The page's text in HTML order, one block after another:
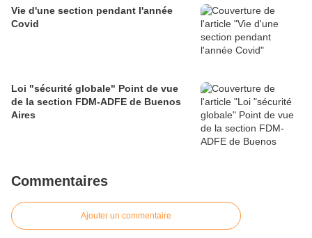
Vie d'une section pendant l'année
Covid
Loi "sécurité globale" Point de vue
de la section FDM-ADFE de Buenos
Aires
Commentaires
Ajouter un commentaire